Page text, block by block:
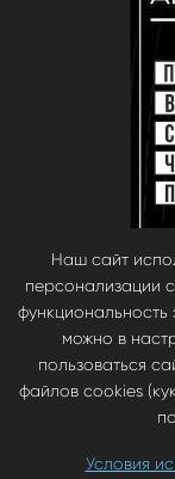
© babara 2014. При
Наш сайт
персонализации
функциональность
можно в
пользоваться
файлов cookies
Условия